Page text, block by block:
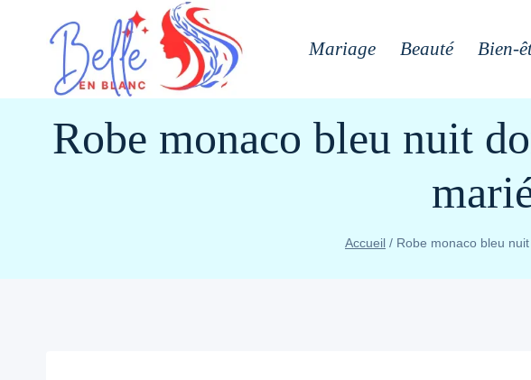
Mariage Beauté Bien-
Robe monaco bleu nuit
Accueil / Robe monaco bleu